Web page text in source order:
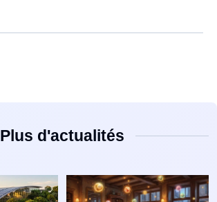
Plus d'actualités